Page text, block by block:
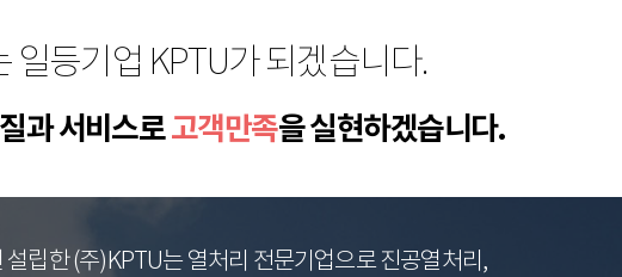
일등기업 KPTU가 되겠습니다.
과 서비스로고객만족을 실현하겠습니다.
설립한 (주)KPTU는 열처리 전문기업으로 진공열처리,